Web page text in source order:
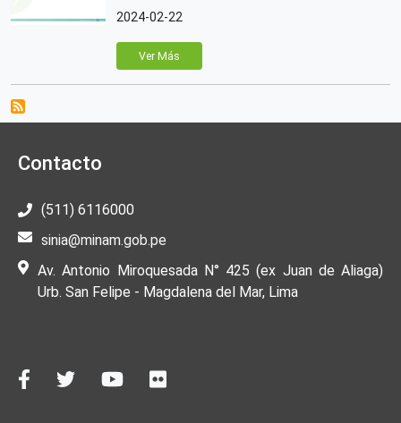
2024-02-22
Ver Más
Contacto
(511) 6116000
sinia@minam.gob.pe
Av. Antonio Miroquesada N° 425 (ex Juan de Aliaga)
Urb. San Felipe - Magdalena del Mar, Lima